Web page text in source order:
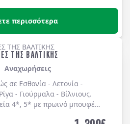
περισσότερα
ΤΗΣ ΒΑΛΤΙΚΗΣ
Αναχωρήσεις
σε Εσθονία - Λετονία -
Ρίγα - Γιούρμαλα - Βίλνιους.
4*, 5* με πρωινό μπουφέ